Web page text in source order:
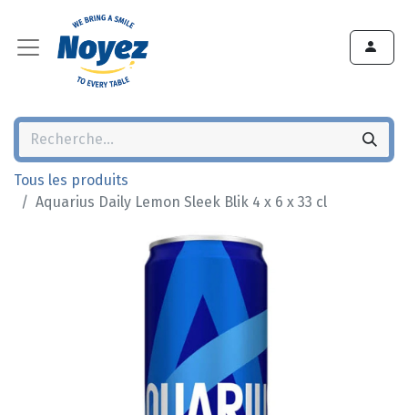
Tous les produits
Aquarius Daily Lemon Sleek Blik 4 x 6 x 33 cl